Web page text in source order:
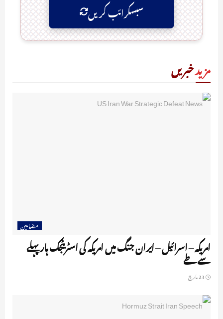
سبسکرائب کریں
مزیدخبریں
مضامین
امریکہ – اسرائیل – ایران جنگ میں امریکہ کی اسٹریٹجک ہار پہلے
سے طے